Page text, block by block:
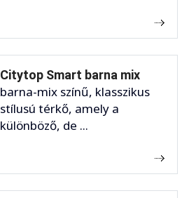
Citytop Smart barna mix
barna-mix színű, klasszikus
stílusú térkő, amely a
különböző, de ...